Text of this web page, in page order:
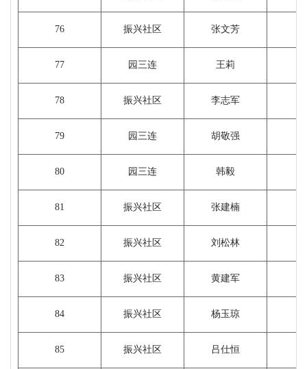
76 振兴社区 张文芳
77 园三连 王莉
78 振兴社区 李志军
79 园三连 胡敬强
80 园三连 韩毅
81 振兴社区 张建楠
82 振兴社区 刘松林
83 振兴社区 黄建军
84 振兴社区 杨玉琼
85 振兴社区 吕仕恒